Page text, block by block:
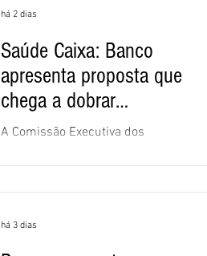
Saúde Caixa: Banco
apresenta proposta que
chega a dobrar
mensalidade
A Comissão Executiva dos
recusou a proposta apresentada pelo
banco para o custeio do Saúde Caixa,
rodada de negociações específicas da
há 2 dias
há 3 dias